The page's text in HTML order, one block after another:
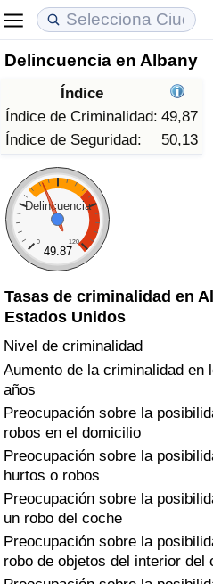
Delincuencia en Albany
Índice
Índice de Criminalidad: 49,87
Índice de Seguridad:
50,13
Delincuencia
0 120
49.87
Tasas de criminalidad en
Estados Unidos
Nivel de criminalidad
Aumento de la criminalidad en
años
Preocupación sobre la
robos en el domicilio
Preocupación sobre la
hurtos o robos
Preocupación sobre la
un robo del coche
Preocupación sobre la
robo de objetos del interior del
Coste de vida
Índice de Costo de Vida
Índice de Costo de Vida
Índice de costo de vida por
en aqaba
Precios de las propiedades
Índice de Precios de
Índice de Precios de
Índice de Precios de
Calidad de Vida
Índice de Calidad de Vida
Índice de Calidad de Vida
Índice de calidad de vida por
Delincuencia
Calificación del Índice de
(Actual)
Índice de Criminalidad
Índice de criminalidad por
Sanidad
Índice de Sanidad (Actual)
Índice de Sanidad